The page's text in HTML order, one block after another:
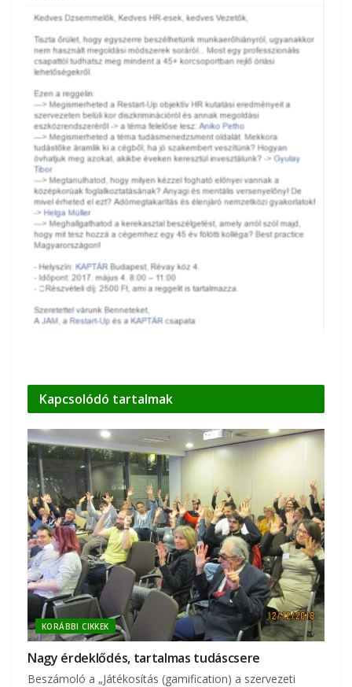
Kapcsolódó tartalmak
KORÁBBI CIKKEK
Nagy érdeklődés, tartalmas tudáscsere
Beszámoló a „Játékosítás (gamification) a szervezeti